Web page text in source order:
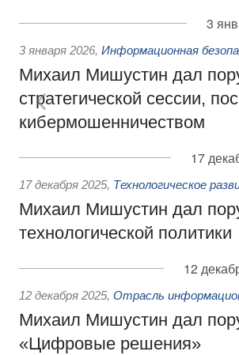
3
3 января 2026, Информационная
Михаил Мишустин дал
стратегической сессии,
кибермошенничеством
17
17 декабря 2025, Технологическое
Михаил Мишустин дал
технологической политики
12
12 декабря 2025, Отрасль
Михаил Мишустин дал
«Цифровые решения»